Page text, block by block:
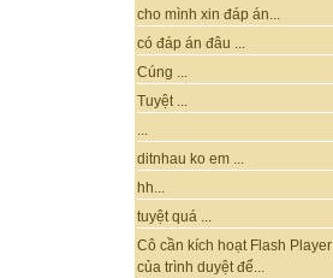
cho mình xin đáp án...
có đáp án đâu ...
Cúng ...
Tuyệt ...
...
ditnhau ko em ...
hh...
tuyệt quá ...
Cô cần kích hoạt Flash Player
của trình duyệt để...